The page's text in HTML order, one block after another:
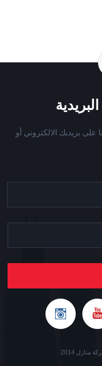
على بريديك الالكتروني أو
2014